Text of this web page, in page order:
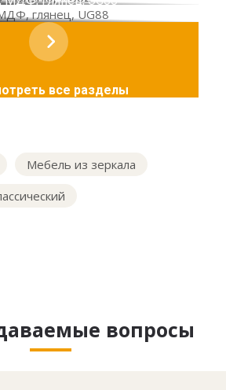
все разделы
Мебель из зеркала
вопросы